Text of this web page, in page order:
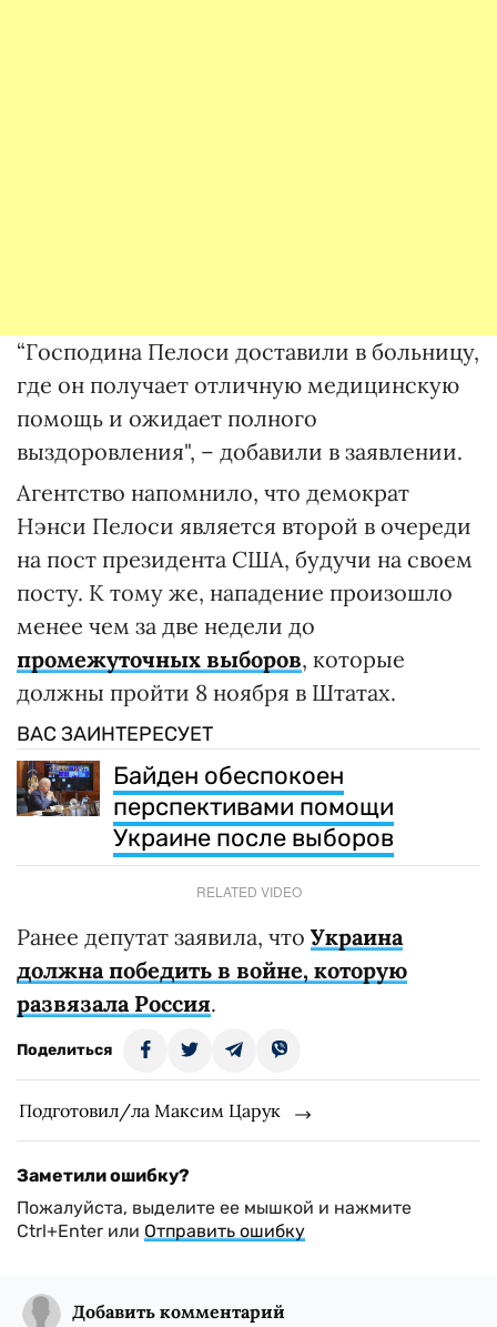
“Господина Пелоси доставили в больницу,
где он получает отличную медицинскую
помощь и ожидает полного
выздоровления", – добавили в заявлении.
Агентство напомнило, что демократ
Нэнси Пелоси является второй в очереди
на пост президента США, будучи на своем
посту. К тому же, нападение произошло
менее чем за две недели до
промежуточных выборов, которые
должны пройти 8 ноября в Штатах.
ВАС ЗАИНТЕРЕСУЕТ
Байден обеспокоен
перспективами помощи
Украине после выборов
RELATED VIDEO
Ранее депутат заявила, что Украина
должна победить в войне, которую
развязала Россия.
Поделиться
Подготовил/ла Максим Царук
Заметили ошибку?
Пожалуйста, выделите ее мышкой и нажмите
Ctrl+Enter или Отправить ошибку
Добавить комментарий